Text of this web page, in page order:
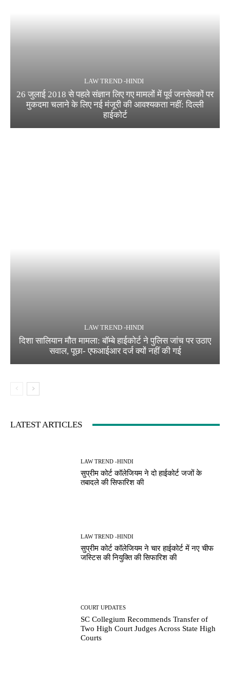
LAW TREND -HINDI
26 जुलाई 2018 से पहले संज्ञान लिए गए मामलों में पूर्व जनसेवकों पर
मुकदमा चलाने के लिए नई मंजूरी की आवश्यकता नहीं: दिल्ली
हाईकोर्ट
LAW TREND -HINDI
दिशा सालियान मौत मामला: बॉम्बे हाईकोर्ट ने पुलिस जांच पर उठाए
सवाल, पूछा- एफआईआर दर्ज क्यों नहीं की गई
LATEST ARTICLES
LAW TREND -HINDI
सुप्रीम कोर्ट कॉलेजियम ने दो हाईकोर्ट जजों के
तबादले की सिफारिश की
LAW TREND -HINDI
सुप्रीम कोर्ट कॉलेजियम ने चार हाईकोर्ट में नए चीफ
जस्टिस की नियुक्ति की सिफारिश की
COURT UPDATES
SC Collegium Recommends Transfer of
Two High Court Judges Across State High
Courts